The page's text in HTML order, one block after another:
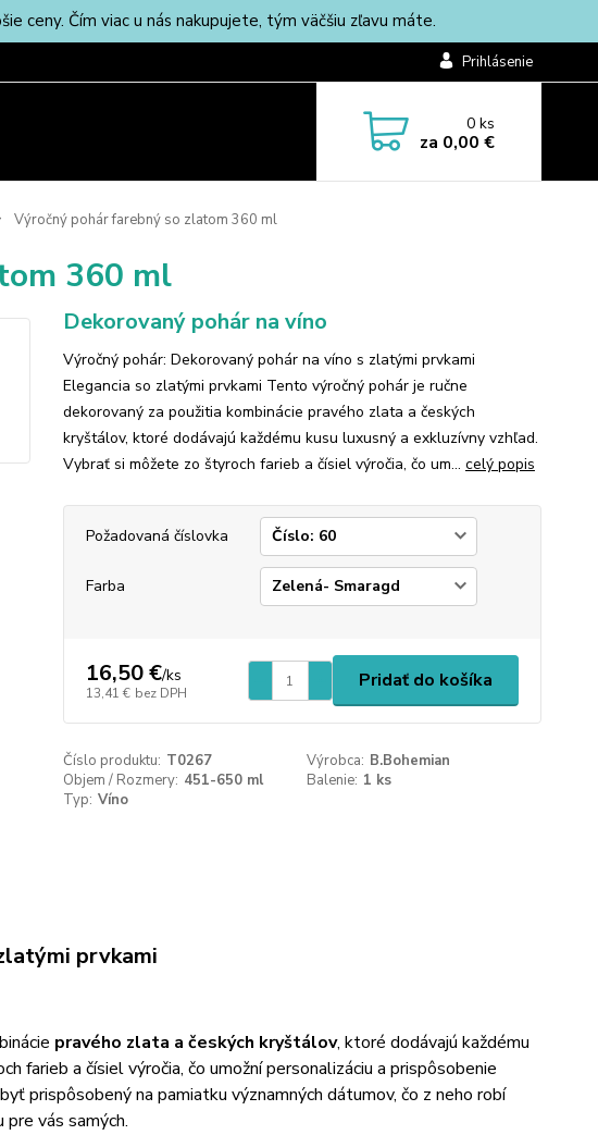
ceny. Čím viac u nás nakupujete, tým väčšiu zľavu máte.
Prihlásenie
0ks
za 0,00 €
Výročný pohár farebný so zlatom 360 ml
360 ml
Dekorovaný pohár na víno
Výročný pohár: Dekorovaný pohár na víno s zlatými prvkami
Elegancia so zlatými prvkami Tento výročný pohár je ručne
dekorovaný za použitia kombinácie pravého zlata a českých
kryštálov, ktoré dodávajú každému kusu luxusný a exkluzívny vzhľad.
Vybrať si môžete zo štyroch farieb a čísiel výročia, čo um... celý popis
Požadovaná číslovka
Farba
16,50 €/ks
13,41 € bez DPH
Pridať do košíka
Číslo produktu: T0267 Výrobca: B.Bohemian
Objem / Rozmery: 451-650 ml Balenie: 1 ks
Typ: Víno
prvkami
pravého zlata a českých kryštálov, ktoré dodávajú každému
farieb a čísiel výročia, čo umožní personalizáciu a prispôsobenie
prispôsobený na pamiatku významných dátumov, čo z neho robí
vás samých.